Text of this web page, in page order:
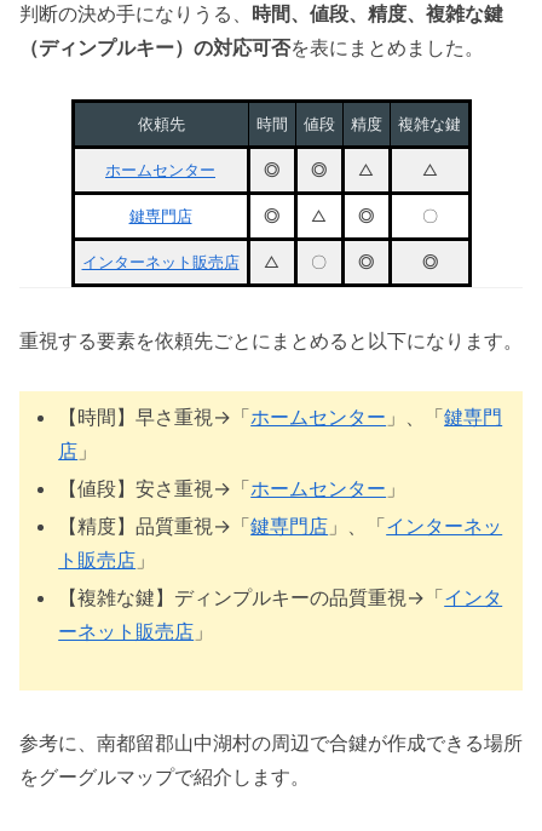
判断の決め手になりうる、 時間、値段、精度、複雑な鍵
（ディンプルキー）の対応可否を表にまとめました。
依頼先 時間 値段 精度 複雑な鍵
ホームセンター ◎ ◎ △ △
鍵専門店 ◎ △ ◎ 〇
インターネット販売店 △ 〇 ◎ ◎
重視する要素を依頼先ごとにまとめると以下になります。
【時間】早さ重視→「ホームセンター 」、「鍵専門
店 」
【値段】安さ重視→「ホームセンター 」
【精度】品質重視→「鍵専門店 」、「インターネッ
ト販売店 」
【複雑な鍵】ディンプルキーの品質重視→「インタ
ーネット販売店 」
参考に、南都留郡山中湖村の周辺で合鍵が作成できる場所
をグーグルマップで紹介します。